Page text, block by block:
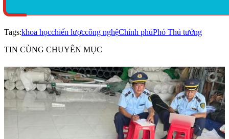
Tags:khoa họcchiến lượccông nghệChỉnh phủPhó Thủ tướng
TIN CÙNG CHUYÊN MỤC